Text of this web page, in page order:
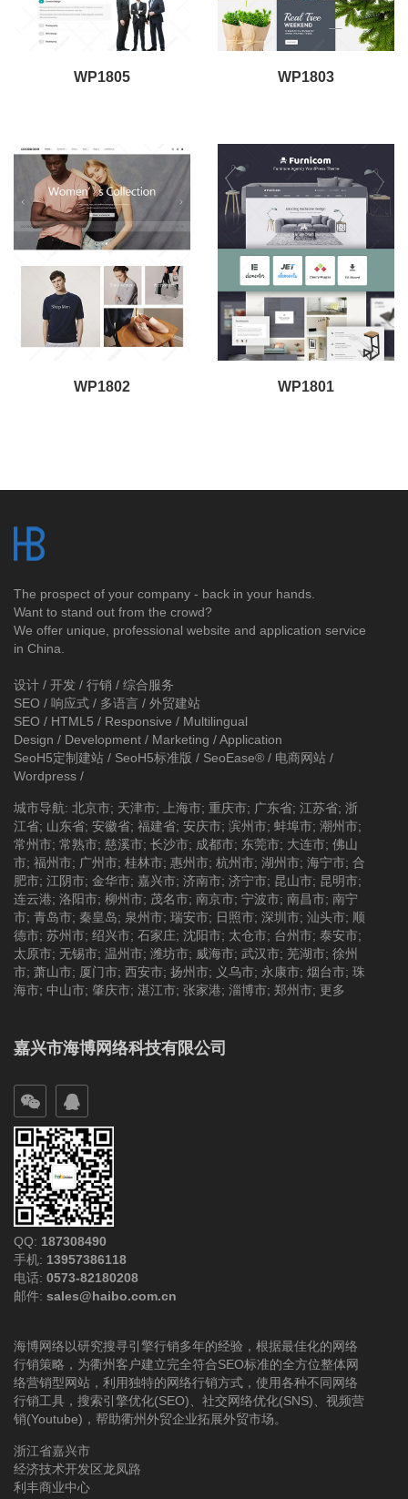
WP1805 WP1803
WP1802 WP1801
The prospect of your company - back in your hands.
Want to stand out from the crowd?
We offer unique, professional website and application service
in China.
设计 / 开发 / 行销 / 综合服务
SEO / 响应式 / 多语言 / 外贸建站
SEO / HTML5 / Responsive / Multilingual
Design / Development / Marketing / Application
SeoH5定制建站 / SeoH5标准版 / SeoEase® / 电商网站 /
Wordpress /
城市导航: 北京市; 天津市; 上海市; 重庆市; 广东省; 江苏省; 浙
江省; 山东省; 安徽省; 福建省; 安庆市; 滨州市; 蚌埠市; 潮州市;
常州市; 常熟市; 慈溪市; 长沙市; 成都市; 东莞市; 大连市; 佛山
市; 福州市; 广州市; 桂林市; 惠州市; 杭州市; 湖州市; 海宁市; 合
肥市; 江阴市; 金华市; 嘉兴市; 济南市; 济宁市; 昆山市; 昆明市;
连云港; 洛阳市; 柳州市; 茂名市; 南京市; 宁波市; 南昌市; 南宁
市; 青岛市; 秦皇岛; 泉州市; 瑞安市; 日照市; 深圳市; 汕头市; 顺
德市; 苏州市; 绍兴市; 石家庄; 沈阳市; 太仓市; 台州市; 泰安市;
太原市; 无锡市; 温州市; 潍坊市; 威海市; 武汉市; 芜湖市; 徐州
市; 萧山市; 厦门市; 西安市; 扬州市; 义乌市; 永康市; 烟台市; 珠
海市; 中山市; 肇庆市; 湛江市; 张家港; 淄博市; 郑州市; 更多
嘉兴市海博网络科技有限公司
QQ: 187308490
手机: 13957386118
电话: 0573-82180208
邮件: sales@haibo.com.cn
海博网络以研究搜寻引擎行销多年的经验，根据最佳化的网络
行销策略，为衢州客户建立完全符合SEO标准的全方位整体网
络营销型网站，利用独特的网络行销方式，使用各种不同网络
行销工具，搜索引擎优化(SEO)、社交网络优化(SNS)、视频营
销(Youtube)，帮助衢州外贸企业拓展外贸市场。
浙江省嘉兴市
经济技术开发区龙凤路
利丰商业中心